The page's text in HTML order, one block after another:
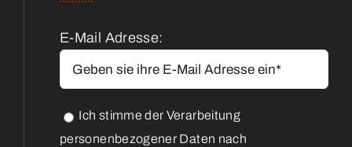
E-Mail Adresse:
Ich stimme der Verarbeitung
personenbezogener Daten nach